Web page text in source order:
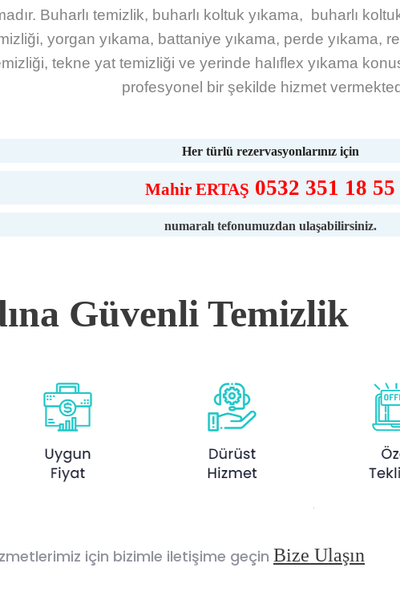
Buharlı temizlik, buharlı koltuk yıkama, buharlı
yorgan yıkama, battaniye yıkama, perde yıkama,
tekne yat temizliği ve yerinde halıflex yıkama
profesyonel bir şekilde hizmet
Her türlü rezervasyonlarınız için
Mahir ERTAŞ 0532 351 18 55
numaralı tefonumuzdan ulaşabilirsiniz.
Güvenli Temizlik
için bizimle iletişime geçin Bize Ulaşın